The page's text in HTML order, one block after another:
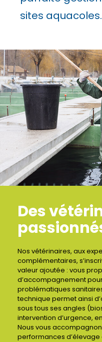
sites aquacoles.
Des
Nos vétérinaires, aux
complémentaires,
valeur ajoutée : vous
d’accompagnement
problématiques
technique permet ainsi
sous tous ses angles
intervention d’urgence,
Nous vous
performances